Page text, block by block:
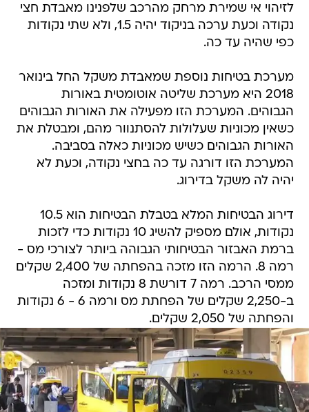
לזיהוי אי שמירת מרחק מהרכב שלפנינו מאבדת חצי
נקודה וכעת ערכה בניקוד יהיה 1.5, ולא שתי נקודות
כפי שהיה עד כה.
מערכת בטיחות נוספת שמאבדת משקל החל בינואר
2018 היא מערכת שליטה אוטומטית באורות
הגבוהים. המערכת הזו מפעילה את האורות הגבוהים
כשאין מכוניות שעלולות להסתנוור מהם, ומבטלת את
האורות הגבוהים כשיש מכוניות כאלה בסביבה.
המערכת הזו דורגה עד כה בחצי נקודה, וכעת לא
יהיה לה משקל בדירוג.
דירוג הבטיחות המלא בטבלת הבטיחות הוא 10.5
נקודות, אולם מספיק להשיג 10 נקודות כדי לזכות
ברמת האבזור הבטיחותי הגבוהה ביותר לצורכי מס -
רמה 8. הרמה הזו מזכה בהפחתה של 2,400 שקלים
ממסי הרכב. רמה 7 דורשת 8 נקודות ומזכה
ב-2,250 שקלים של הפחתת מס ורמה 6 - 6 נקודות
והפחתה של 2,050 שקלים.